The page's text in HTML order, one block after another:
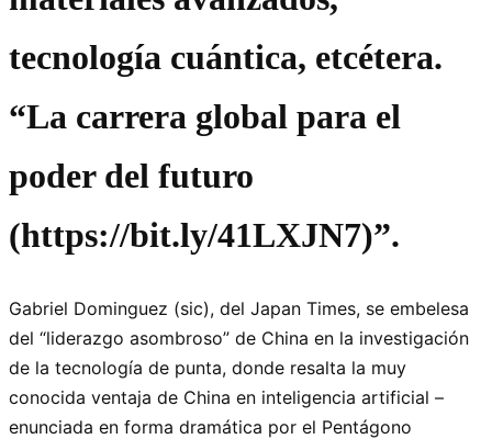
tecnología cuántica, etcétera.
“La carrera global para el
poder del futuro
(https://bit.ly/41LXJN7)”.
Gabriel Dominguez (sic), del Japan Times, se embelesa
del
liderazgo asombroso de China en la investigación
de la tecnología de punta, donde resalta la muy
conocida ventaja de China en inteligencia artificial –
enunciada en forma dramática por el Pentágono